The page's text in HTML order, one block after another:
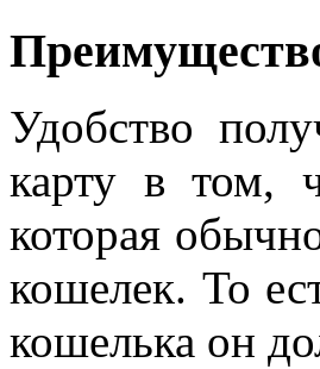
Удобство
карту в том,
которая
кошелек. То
кошелька он